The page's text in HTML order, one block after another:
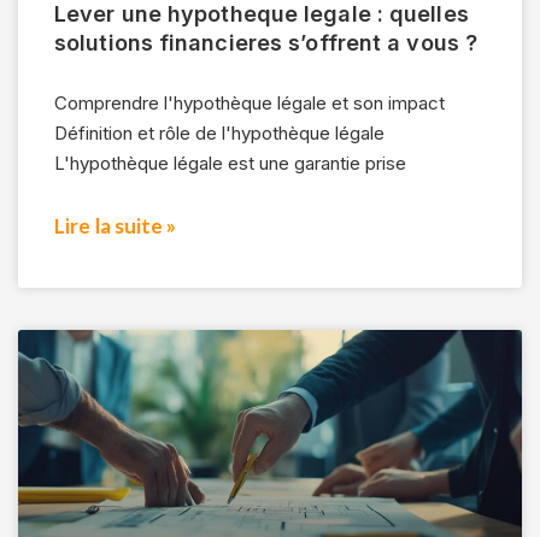
Lever une hypotheque legale : quelles
solutions financieres s’offrent a vous ?
Comprendre l'hypothèque légale et son impact
Définition et rôle de l'hypothèque légale
L'hypothèque légale est une garantie prise
Lire la suite »